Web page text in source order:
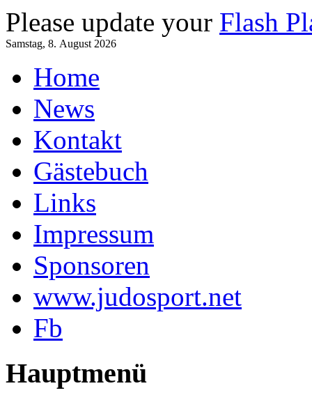
Please update your Flash
Samstag, 8. August 2026
Home
News
Kontakt
Gästebuch
Links
Impressum
Sponsoren
www.judosport.net
Fb
Hauptmenü